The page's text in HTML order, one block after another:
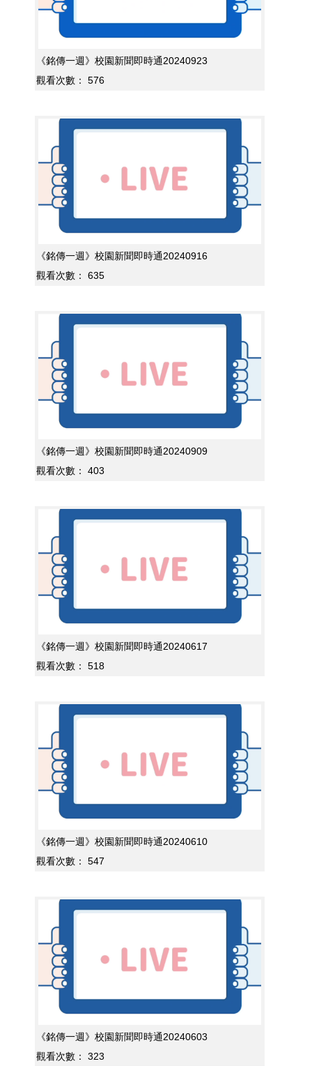
《銘傳一週》校園新聞即時通20240923
觀看次數：
576
《銘傳一週》校園新聞即時通20240916
觀看次數：
635
《銘傳一週》校園新聞即時通20240909
觀看次數：
403
《銘傳一週》校園新聞即時通20240617
觀看次數：
518
《銘傳一週》校園新聞即時通20240610
觀看次數：
547
《銘傳一週》校園新聞即時通20240603
觀看次數：
323